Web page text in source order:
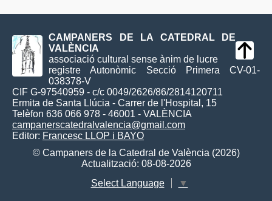
CAMPANERS DE LA CATEDRAL DE
VALÈNCIA
associació cultural sense ànim de lucre
registre Autonòmic Secció Primera CV-01-
038378-V
CIF G-97540959 - c/c 0049/2626/86/2814120711
Ermita de Santa Llúcia - Carrer de l'Hospital, 15
Telèfon 636 066 978 - 46001 - VALÈNCIA
campanerscatedralvalencia@gmail.com
Editor: Francesc LLOP i BAYO
© Campaners de la Catedral de València (2026)
Actualització: 08-08-2026
Select Language
▼